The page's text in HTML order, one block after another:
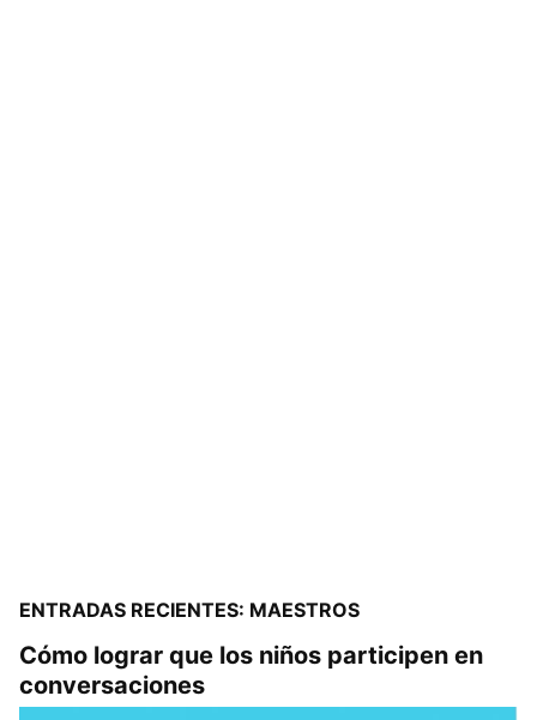
ENTRADAS RECIENTES: MAESTROS
Cómo lograr que los niños participen en
conversaciones